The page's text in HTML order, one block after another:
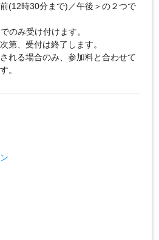
(12時30分まで)／午後＞の２つで
のみ受け付けます。
第、受付は終了します。
れる場合のみ、参加料と合わせて
。